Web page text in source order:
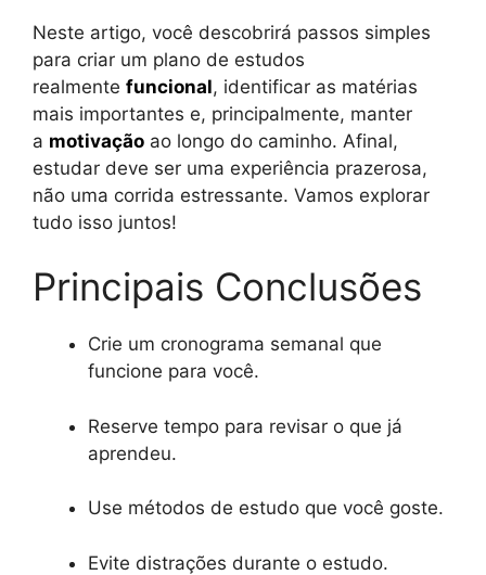
Neste artigo, você descobrirá passos simples
para criar um plano de estudos
realmente funcional, identificar as matérias
mais importantes e, principalmente, manter
a motivação ao longo do caminho. Afinal,
estudar deve ser uma experiência prazerosa,
não uma corrida estressante. Vamos explorar
tudo isso juntos!
Principais Conclusões
Crie um cronograma semanal que
funcione para você.
Reserve tempo para revisar o que já
aprendeu.
Use métodos de estudo que você goste.
Evite distrações durante o estudo.